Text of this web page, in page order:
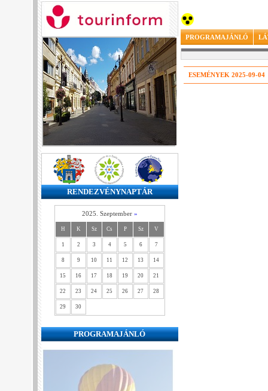
RENDEZVÉNYNAPTÁR
2025. Szeptember »
H K Sz Cs P Sz V
1 2 3 4 5 6 7
8 9 10 11 12 13 14
15 16 17 18 19 20 21
22 23 24 25 26 27 28
29 30
PROGRAMAJÁNLÓ
PROGRAMAJÁNLÓ
ESEMÉNYEK 2025-09-04